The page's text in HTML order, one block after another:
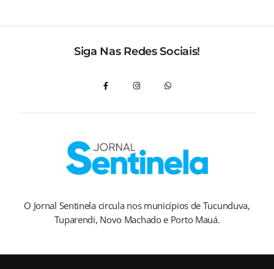
Siga Nas Redes Sociais!
O Jornal Sentinela circula nos municípios de Tucunduva,
Tuparendi, Novo Machado e Porto Mauá.